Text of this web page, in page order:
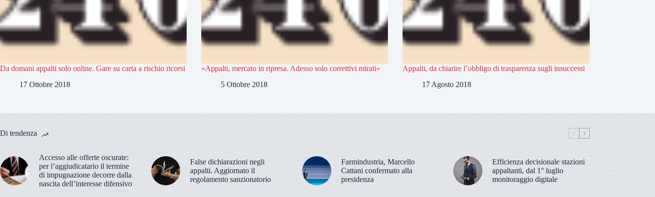
Da domani appalti solo online. Gare su carta a rischio ricorsi
17 Ottobre 2018
«Appalti, mercato in ripresa. Adesso solo correttivi mirati»
5 Ottobre 2018
Appalti, da chiarire l’obbligo di trasparenza sugli insuccessi
17 Agosto 2018
Di tendenza
Accesso alle offerte oscurate:
per l’aggiudicatario il termine
di impugnazione decorre dalla
nascita dell’interesse difensivo
False dichiarazioni negli
appalti. Aggiornato il
regolamento sanzionatorio
Farmindustria, Marcello
Cattani confermato alla
presidenza
Efficienza decisionale stazioni
appaltanti, dal 1° luglio
monitoraggio digitale